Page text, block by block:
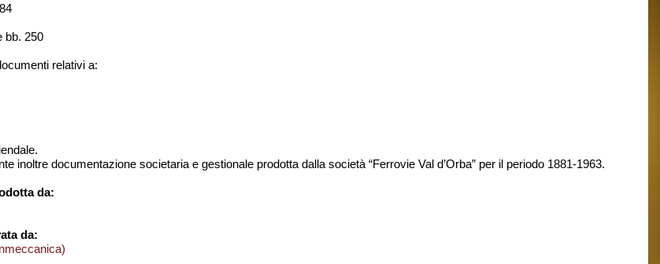
bb. 250
relativi a:
inoltre documentazione societaria e gestionale prodotta dalla società “Ferrovie Val d’Orba” per il periodo 1881-1963.
da:
da: